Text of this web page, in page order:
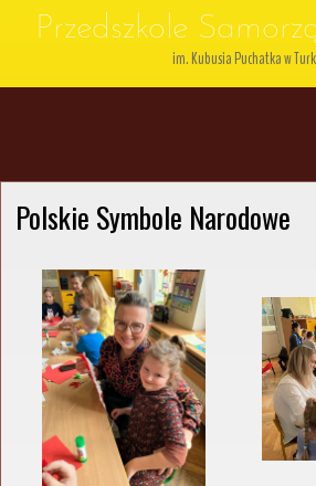
Przedszkole
im. Kubusia Puchatka w
Polskie Symbole Narodowe